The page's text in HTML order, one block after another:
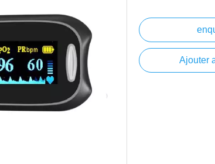
Ajouter